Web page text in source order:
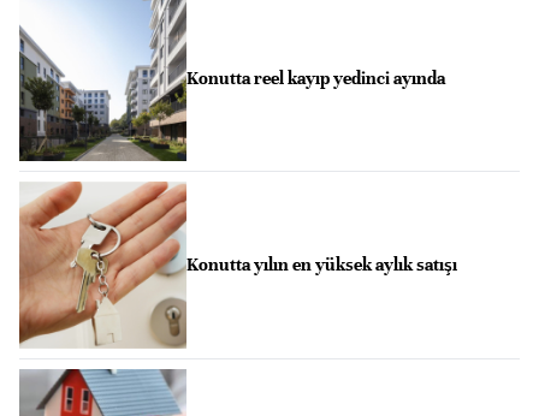
Konutta reel kayıp yedinci ayında
Konutta yılın en yüksek aylık satışı